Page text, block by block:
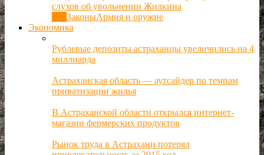
слухов об увольнении Жилкина
ЗаконыАрмия и оружие
Экономика
Рублевые депозиты астраханцы увеличились на 4
миллиарда
Астраханская область — аутсайдер по темпам
приватизации жилья
В Астраханской области открылся интернет-
магазин фермерских продуктов
Рынок труда в Астрахани потерял